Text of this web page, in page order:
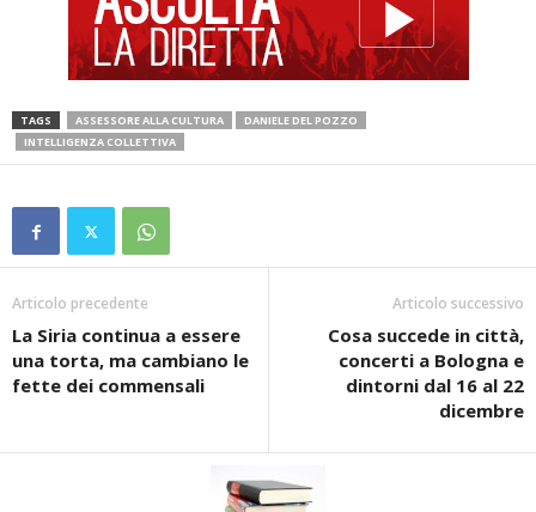
TAGS ASSESSORE ALLA CULTURA
DANIELE DEL POZZO
INTELLIGENZA COLLETTIVA
Articolo precedente
La Siria continua a essere
una torta, ma cambiano le
fette dei commensali
Articolo successivo
Cosa succede in città,
concerti a Bologna e
dintorni dal 16 al 22
dicembre